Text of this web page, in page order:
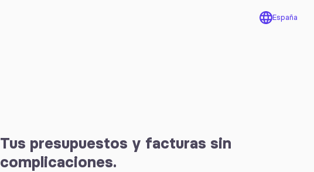
España
Tus presupuestos y facturas sin
complicaciones.